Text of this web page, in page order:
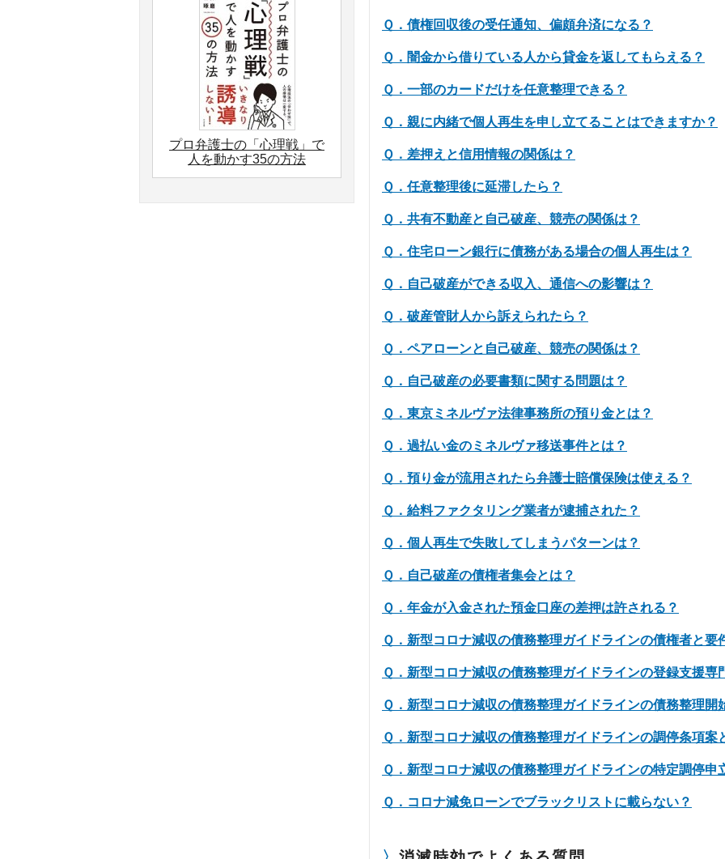
Ｑ．債権回収後の受任通知、偏頗弁済になる？
Ｑ．闇金から借りている人から貸金を返してもらえる？
Ｑ．一部のカードだけを任意整理できる？
Ｑ．親に内緒で個人再生を申し立てることはできますか？
Ｑ．差押えと信用情報の関係は？
Ｑ．任意整理後に延滞したら？
Ｑ．共有不動産と自己破産、競売の関係は？
Ｑ．住宅ローン銀行に債務がある場合の個人再生は？
Ｑ．自己破産ができる収入、通信への影響は？
Ｑ．破産管財人から訴えられたら？
Ｑ．ペアローンと自己破産、競売の関係は？
Ｑ．自己破産の必要書類に関する問題は？
Ｑ．東京ミネルヴァ法律事務所の預り金とは？
Ｑ．過払い金のミネルヴァ移送事件とは？
Ｑ．預り金が流用されたら弁護士賠償保険は使える？
Ｑ．給料ファクタリング業者が逮捕された？
Ｑ．個人再生で失敗してしまうパターンは？
Ｑ．自己破産の債権者集会とは？
Ｑ．年金が入金された預金口座の差押は許される？
Ｑ．新型コロナ減収の債務整理ガイドラインの債権者と要
Ｑ．新型コロナ減収の債務整理ガイドラインの登録支援専
Ｑ．新型コロナ減収の債務整理ガイドラインの債務整理開
Ｑ．新型コロナ減収の債務整理ガイドラインの調停条項案
Ｑ．新型コロナ減収の債務整理ガイドラインの特定調停申
Ｑ．コロナ減免ローンでブラックリストに載らない？
プロ弁護士の「心理戦」で
人を動かす35の方法